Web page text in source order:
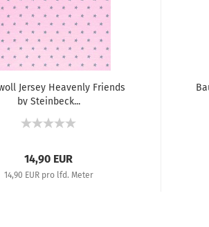
Jersey Heavenly Friends
by Steinbeck...
14,90 EUR
14,90 EUR pro lfd. Meter